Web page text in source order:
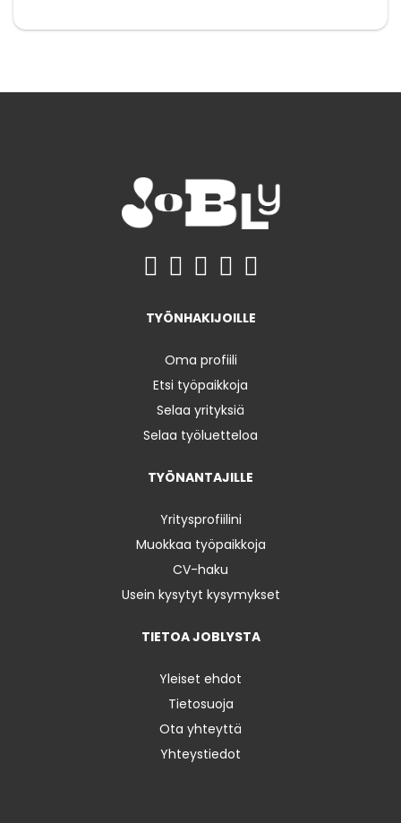
TYÖNHAKIJOILLE
Oma profiili
Etsi työpaikkoja
Selaa yrityksiä
Selaa työluetteloa
TYÖNANTAJILLE
Yritysprofiilini
Muokkaa työpaikkoja
CV-haku
Usein kysytyt kysymykset
TIETOA JOBLYSTA
Yleiset ehdot
Tietosuoja
Ota yhteyttä
Yhteystiedot